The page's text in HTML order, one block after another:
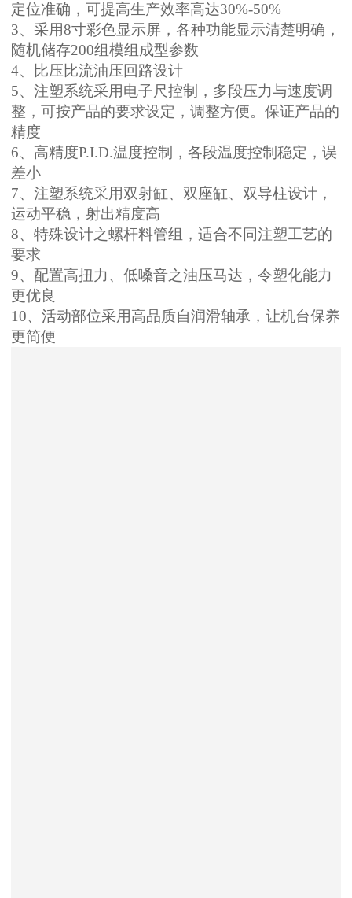
定位准确，可提高生产效率高达30%-50%
3、采用8寸彩色显示屏，各种功能显示清楚明确，
随机储存200组模组成型参数
4、比压比流油压回路设计
5、注塑系统采用电子尺控制，多段压力与速度调
整，可按产品的要求设定，调整方便。保证产品的
精度
6、高精度P.I.D.温度控制，各段温度控制稳定，误
差小
7、注塑系统采用双射缸、双座缸、双导柱设计，
运动平稳，射出精度高
8、特殊设计之螺杆料管组，适合不同注塑工艺的
要求
9、配置高扭力、低嗓音之油压马达，令塑化能力
更优良
10、活动部位采用高品质自润滑轴承，让机台保养
更简便